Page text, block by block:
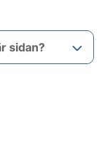
sidan?